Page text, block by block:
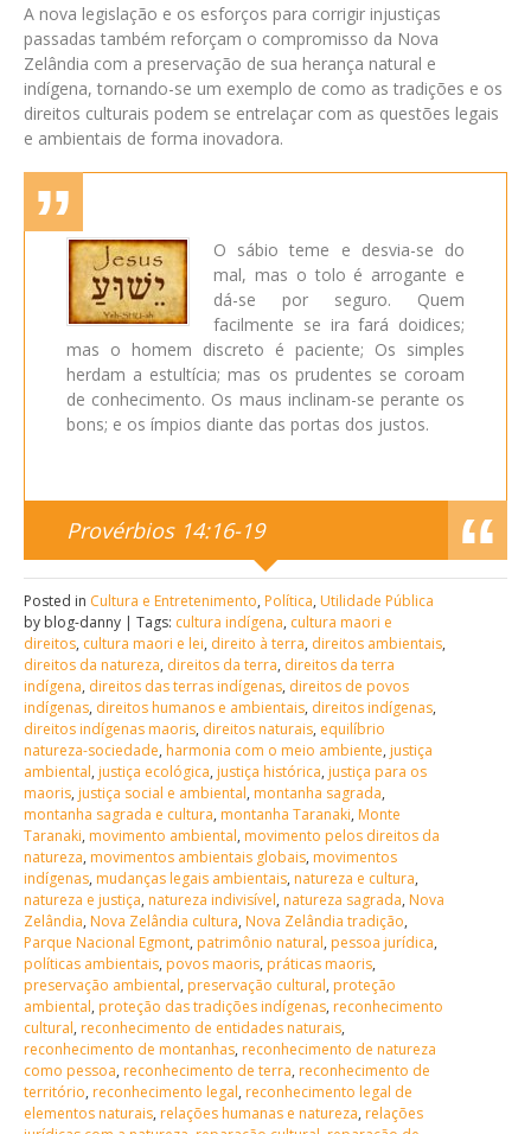
A nova legislação e os esforços para corrigir injustiças
passadas também reforçam o compromisso da Nova
Zelândia com a preservação de sua herança natural e
indígena, tornando-se um exemplo de como as tradições e os
direitos culturais podem se entrelaçar com as questões legais
e ambientais de forma inovadora.
O sábio teme e desvia-se do
mal, mas o tolo é arrogante e
dá-se por seguro. Quem
facilmente se ira fará doidices;
mas o homem discreto é paciente; Os simples
herdam a estultícia; mas os prudentes se coroam
de conhecimento. Os maus inclinam-se perante os
bons; e os ímpios diante das portas dos justos.
Provérbios 14:16-19
Posted in Cultura e Entretenimento, Política, Utilidade Pública
by blog-danny | Tags: cultura indígena, cultura maori e
direitos, cultura maori e lei, direito à terra, direitos ambientais,
direitos da natureza, direitos da terra, direitos da terra
indígena, direitos das terras indígenas, direitos de povos
indígenas, direitos humanos e ambientais, direitos indígenas,
direitos indígenas maoris, direitos naturais, equilíbrio
natureza-sociedade, harmonia com o meio ambiente, justiça
ambiental, justiça ecológica, justiça histórica, justiça para os
maoris, justiça social e ambiental, montanha sagrada,
montanha sagrada e cultura, montanha Taranaki, Monte
Taranaki, movimento ambiental, movimento pelos direitos da
natureza, movimentos ambientais globais, movimentos
indígenas, mudanças legais ambientais, natureza e cultura,
natureza e justiça, natureza indivisível, natureza sagrada, Nova
Zelândia, Nova Zelândia cultura, Nova Zelândia tradição,
Parque Nacional Egmont, patrimônio natural, pessoa jurídica,
políticas ambientais, povos maoris, práticas maoris,
preservação ambiental, preservação cultural, proteção
ambiental, proteção das tradições indígenas, reconhecimento
cultural, reconhecimento de entidades naturais,
reconhecimento de montanhas, reconhecimento de natureza
como pessoa, reconhecimento de terra, reconhecimento de
território, reconhecimento legal, reconhecimento legal de
elementos naturais, relações humanas e natureza, relações